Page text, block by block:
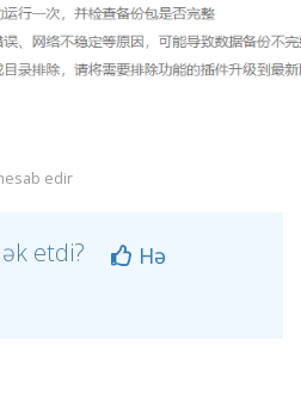
edir
etdi?
Hə